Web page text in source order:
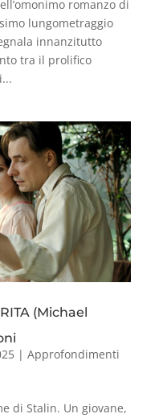
romanzo di
lungometraggio
innanzitutto
tra il prolifico
(Michael
| Approfondimenti
di Stalin. Un giovane,